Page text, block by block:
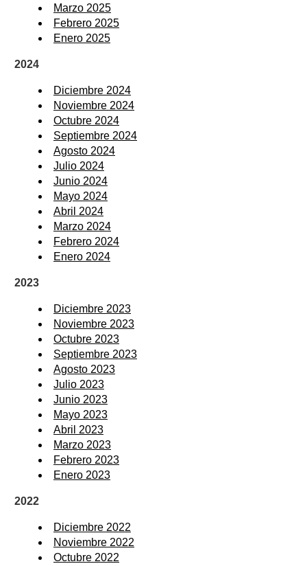
Marzo 2025
Febrero 2025
Enero 2025
2024
Diciembre 2024
Noviembre 2024
Octubre 2024
Septiembre 2024
Agosto 2024
Julio 2024
Junio 2024
Mayo 2024
Abril 2024
Marzo 2024
Febrero 2024
Enero 2024
2023
Diciembre 2023
Noviembre 2023
Octubre 2023
Septiembre 2023
Agosto 2023
Julio 2023
Junio 2023
Mayo 2023
Abril 2023
Marzo 2023
Febrero 2023
Enero 2023
2022
Diciembre 2022
Noviembre 2022
Octubre 2022